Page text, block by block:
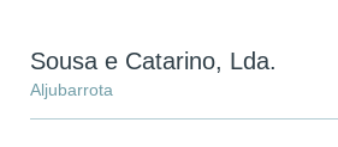
Sousa e Catarino, Lda.
Aljubarrota